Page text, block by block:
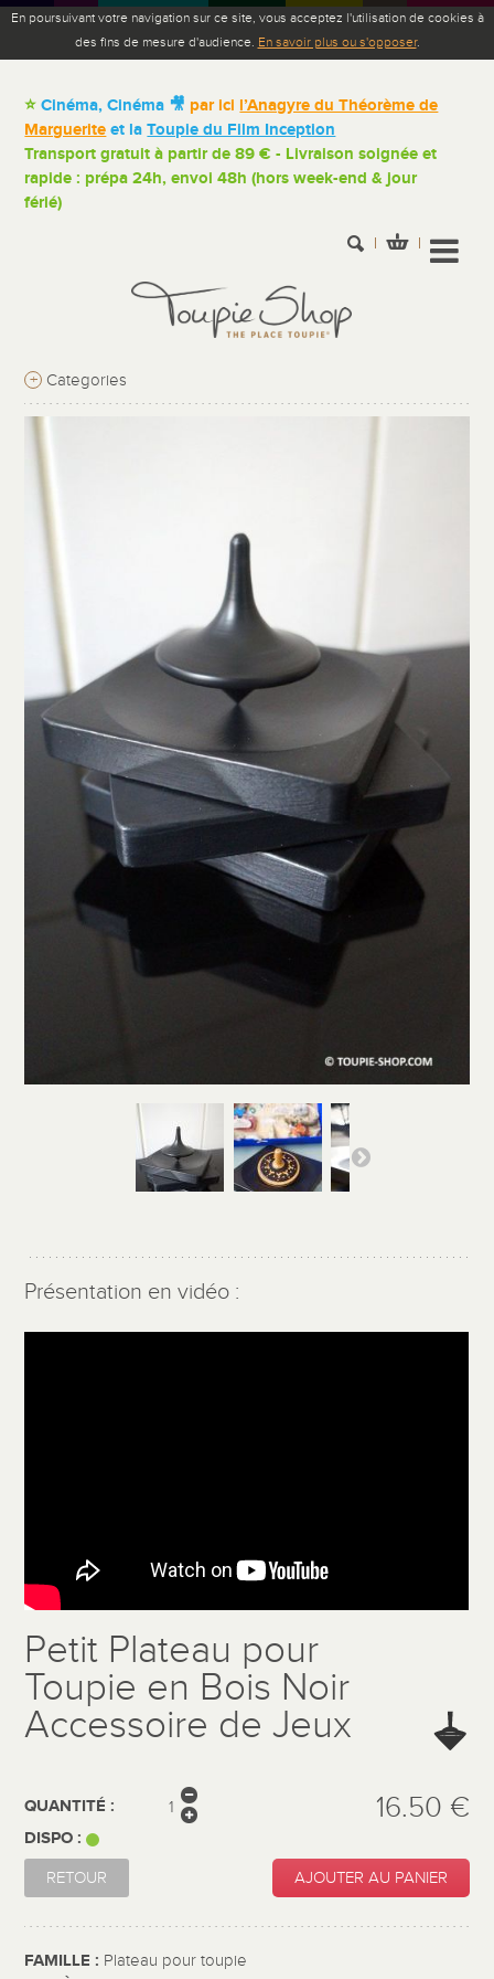
En poursuivant votre navigation sur ce site, vous acceptez l'utilisation de cookies à
des fins de mesure d'audience. En savoir plus ou s'opposer.
⭐Cinéma, Cinéma 🎥 par ici l’Anagyre du Théorème de
Marguerite et laToupie du Film Inception
Transport gratuit à partir de 89 € - Livraison soignée et
rapide : prépa 24h, envoi 48h (hors week-end & jour
férié)
+ Categories
Présentation en vidéo :
Petit Plateau pour
Toupie en Bois Noir
Accessoire de Jeux
QUANTITÉ :
DISPO :
16.50 €
RETOUR AJOUTER AU PANIER
FAMILLE : Plateau pour toupie